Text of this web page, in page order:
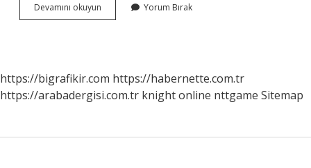
Devamını okuyun Moleküler
Bileşikler
Yorum Bırak
https://bigrafikir.com https://habernette.com.tr
https://arabadergisi.com.tr knight online nttgame Sitemap